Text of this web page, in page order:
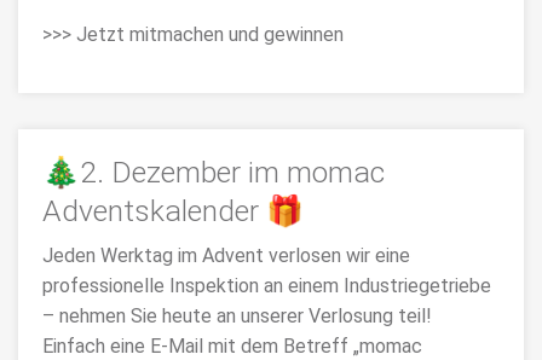
>>> Jetzt mitmachen und gewinnen
🎄2. Dezember im momac
Adventskalender 🎁
Jeden Werktag im Advent verlosen wir eine
professionelle Inspektion an einem Industriegetriebe
– nehmen Sie heute an unserer Verlosung teil!
Einfach eine E-Mail mit dem Betreff „momac